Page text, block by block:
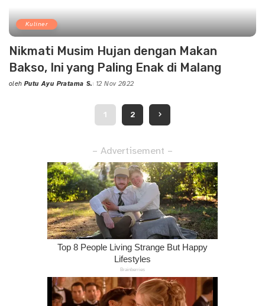
Kuliner
Nikmati Musim Hujan dengan Makan
Bakso, Ini yang Paling Enak di Malang
Posted
oleh Putu Ayu Pratama S. 12 Nov 2022
1 2
– Advertisement –